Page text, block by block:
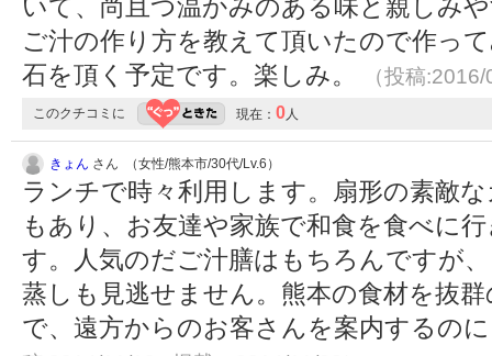
いて、尚且つ温かみのある味と親しみ
ご汁の作り方を教えて頂いたので作っ
石を頂く予定です。楽しみ。
（投稿
このクチコミに 現在： 0人
きょん さん （女性/熊本市/30代/Lv.6）
ランチで時々利用します。扇形の素敵
もあり、お友達や家族で和食を食べに
す。人気のだご汁膳はもちろんですが
蒸しも見逃せません。熊本の食材を抜
で、遠方からのお客さんを案内するの